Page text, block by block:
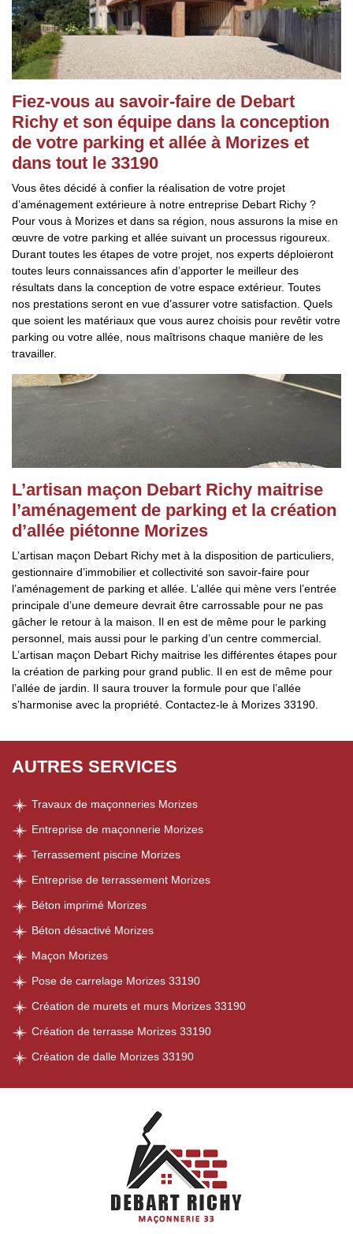
Fiez-vous au savoir-faire de Debart
Richy et son équipe dans la conception
de votre parking et allée à Morizes et
dans tout le 33190
Vous êtes décidé à confier la réalisation de votre projet
d’aménagement extérieure à notre entreprise Debart Richy ?
Pour vous à Morizes et dans sa région, nous assurons la mise en
œuvre de votre parking et allée suivant un processus rigoureux.
Durant toutes les étapes de votre projet, nos experts déploieront
toutes leurs connaissances afin d’apporter le meilleur des
résultats dans la conception de votre espace extérieur. Toutes
nos prestations seront en vue d’assurer votre satisfaction. Quels
que soient les matériaux que vous aurez choisis pour revêtir votre
parking ou votre allée, nous maîtrisons chaque manière de les
travailler.
L’artisan maçon Debart Richy maitrise
l’aménagement de parking et la création
d’allée piétonne Morizes
L’artisan maçon Debart Richy met à la disposition de particuliers,
gestionnaire d’immobilier et collectivité son savoir-faire pour
l’aménagement de parking et allée. L’allée qui mène vers l’entrée
principale d’une demeure devrait être carrossable pour ne pas
gâcher le retour à la maison. Il en est de même pour le parking
personnel, mais aussi pour le parking d’un centre commercial.
L’artisan maçon Debart Richy maitrise les différentes étapes pour
la création de parking pour grand public. Il en est de même pour
l’allée de jardin. Il saura trouver la formule pour que l’allée
s’harmonise avec la propriété. Contactez-le à Morizes 33190.
AUTRES SERVICES
Travaux de maçonneries Morizes
Entreprise de maçonnerie Morizes
Terrassement piscine Morizes
Entreprise de terrassement Morizes
Béton imprimé Morizes
Béton désactivé Morizes
Maçon Morizes
Pose de carrelage Morizes 33190
Création de murets et murs Morizes 33190
Création de terrasse Morizes 33190
Création de dalle Morizes 33190